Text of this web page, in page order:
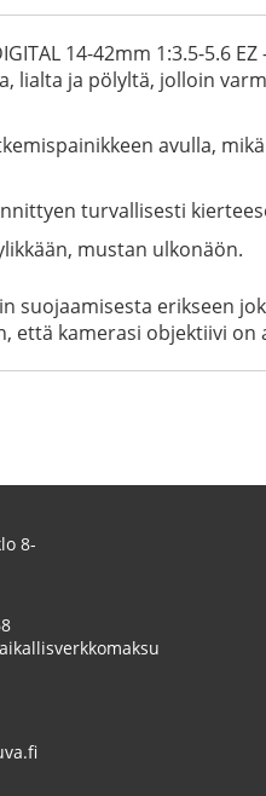
14-42mm 1:3.5-5.6
lialta ja pölyltä, jolloin
avulla,
turvallisesti
mustan ulkonäön.
suojaamisesta erikseen
että kamerasi objektiivi on
8-